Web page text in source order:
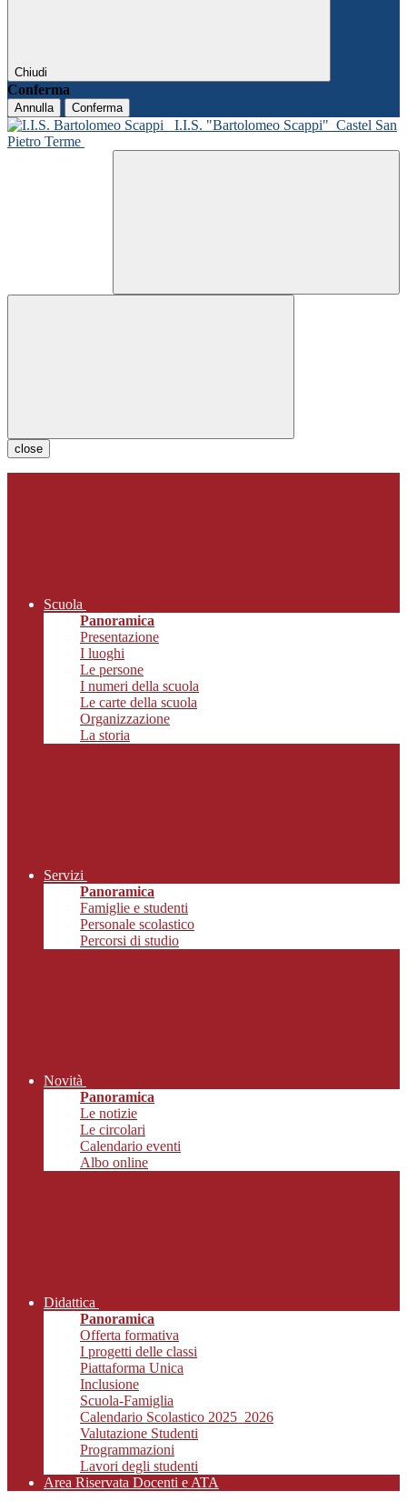
Chiudi
Conferma
Annulla Conferma
I.I.S. "Bartolomeo Scappi" Castel San
Pietro Terme
close
Scuola
Panoramica
Presentazione
I luoghi
Le persone
I numeri della scuola
Le carte della scuola
Organizzazione
La storia
Servizi
Panoramica
Famiglie e studenti
Personale scolastico
Percorsi di studio
Novità
Panoramica
Le notizie
Le circolari
Calendario eventi
Albo online
Didattica
Panoramica
Offerta formativa
I progetti delle classi
Piattaforma Unica
Inclusione
Scuola-Famiglia
Calendario Scolastico 2025_2026
Valutazione Studenti
Programmazioni
Lavori degli studenti
Area Riservata Docenti e ATA